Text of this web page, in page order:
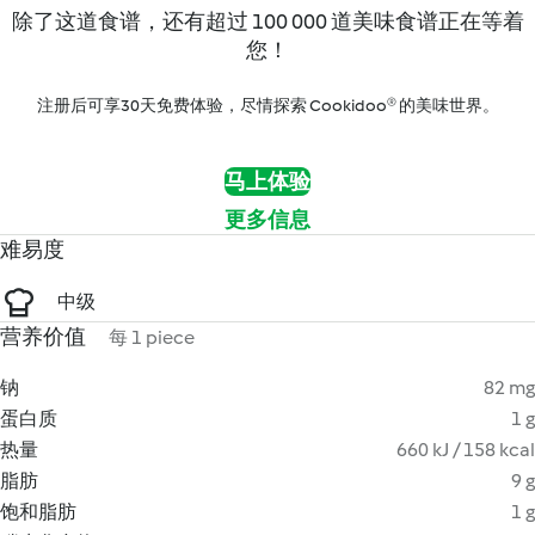
除了这道食谱，还有超过 100 000 道美味食谱正在等着
您！
注册后可享30天免费体验，尽情探索 Cookidoo® 的美味世界。
马上体验
更多信息
难易度
中级
营养价值 每 1 piece
钠
82 mg
蛋白质
1 g
热量
660 kJ / 158 kcal
脂肪
9 g
饱和脂肪
1 g